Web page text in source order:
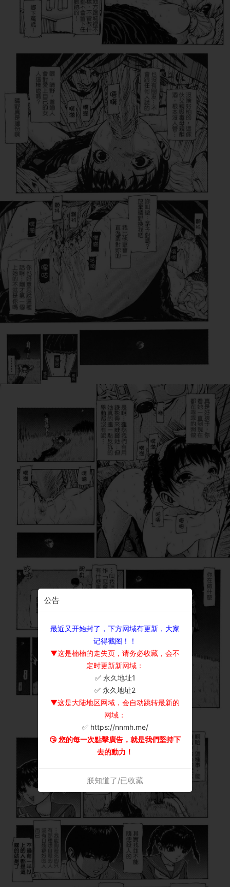
公告
最近又开始封了，下方网域有更新，大家
记得截图！！
▼这是楠楠的走失页，请务必收藏，会不
定时更新新网域：
✅ 永久地址1
✅ 永久地址2
▼这是大陆地区网域，会自动跳转最新的
网域：
✅ https://nnmh.me/
😘 您的每一次點擊廣告，就是我們堅持下
去的動力！
朕知道了/已收藏